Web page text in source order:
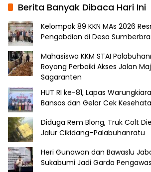
Berita Banyak Dibaca Hari Ini
Kelompok 89 KKN MAs 2026
Pengabdian di Desa
Mahasiswa KKM STAI
Royong Perbaiki Akses Jalan
Sagaranten
HUT RI ke-81, Lapas
Bansos dan Gelar Cek
Diduga Rem Blong, Truk Colt
Jalur Cikidang–Palabuhanratu
Heri Gunawan dan Bawaslu
Sukabumi Jadi Garda